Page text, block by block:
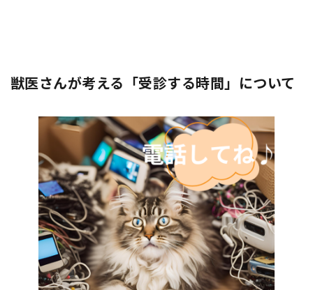
獣医さんが考える「受診する時間」について